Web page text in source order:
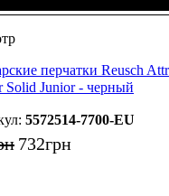
перчатки Reusch
Solid Junior - черный
5572514-7700-EU
732грн